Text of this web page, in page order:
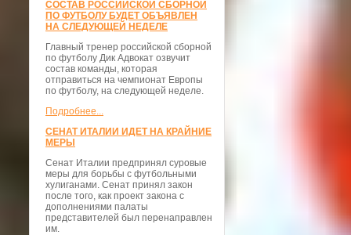
СОСТАВ РОССИЙСКОЙ СБОРНОЙ
ПО ФУТБОЛУ БУДЕТ ОБЪЯВЛЕН
НА СЛЕДУЮЩЕЙ НЕДЕЛЕ
Главный тренер российской сборной
по футболу Дик Адвокат озвучит
состав команды, которая
отправиться на чемпионат Европы
по футболу, на следующей неделе.
Подробнее...
СЕНАТ ИТАЛИИ ИДЕТ НА КРАЙНИЕ
МЕРЫ
Сенат Италии предпринял суровые
меры для борьбы с футбольными
хулиганами. Сенат принял закон
после того, как проект закона с
дополнениями палаты
представителей был перенаправлен
им.